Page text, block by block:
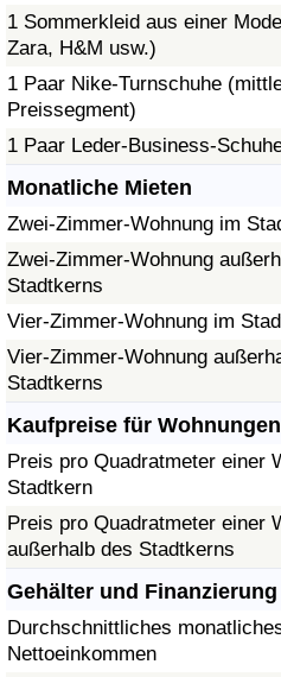
1 Sommerkleid aus einer
Zara, H&M usw.)
1 Paar Nike-Turnschuhe
Preissegment)
1 Paar Leder-Business-
Monatliche Mieten
Zwei-Zimmer-Wohnung im
Zwei-Zimmer-Wohnung
Stadtkerns
Vier-Zimmer-Wohnung im
Vier-Zimmer-Wohnung
Stadtkerns
Kaufpreise für Wohnungen
Preis pro Quadratmeter einer
Stadtkern
Preis pro Quadratmeter einer
außerhalb des Stadtkerns
Gehälter und Finanzierung
Durchschnittliches
Nettoeinkommen